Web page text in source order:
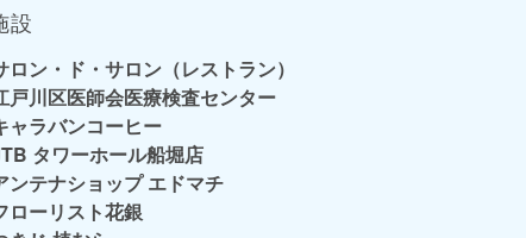
設
ロン・ド・サロン（レストラン）
戸川区医師会医療検査センター
ャラバンコーヒー
タワーホール船堀店
ンテナショップ エドマチ
ローリスト花銀